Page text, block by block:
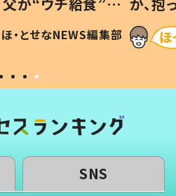
由とは #令和の親
ほ・とせなNEWS編集部 「涙が
い」
SNS